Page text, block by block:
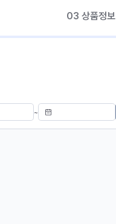
03 상품정보
~